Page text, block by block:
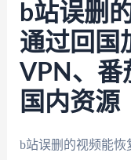
b站误删
通过回国
VPN、番
国内资源
b站误删的视频能恢